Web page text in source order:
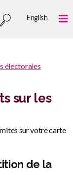
English
électorales
sur les
sur votre carte
de la